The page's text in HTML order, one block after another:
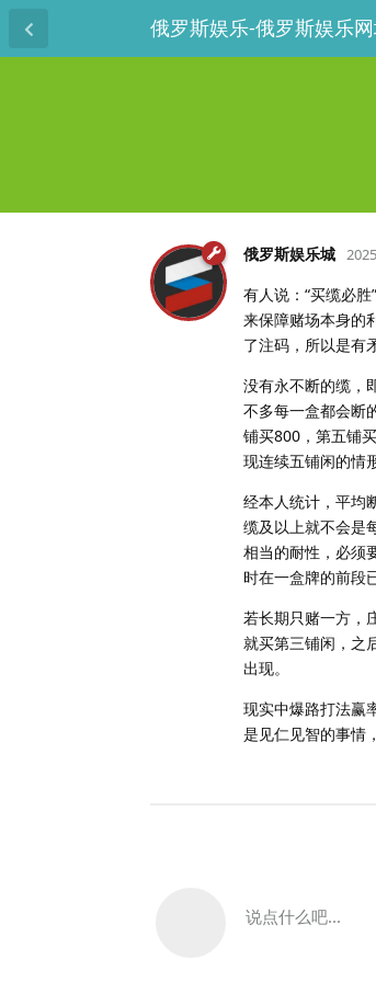
俄罗斯娱乐-俄罗斯娱乐
俄罗斯娱乐城
有人说：“买缆必
来保障赌场本身的
了注码，所以是有
没有永不断的缆，
不多每一盒都会断
铺买800，第五铺
现连续五铺闲的情
经本人统计，平均
缆及以上就不会是
相当的耐性，必须
时在一盒牌的前段
若长期只赌一方，
就买第三铺闲，之
出现。
现实中爆路打法赢
是见仁见智的事情
说点什么吧...